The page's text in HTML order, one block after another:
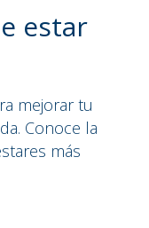
estar
mejorar tu
Conoce la
más